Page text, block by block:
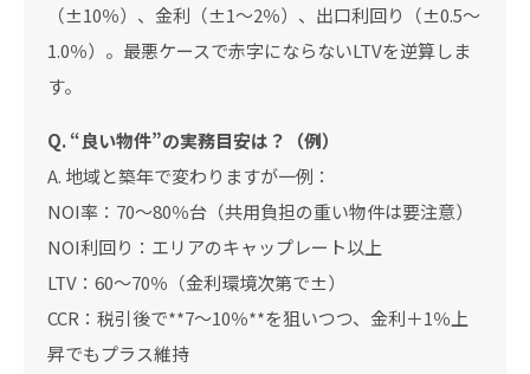
（±10％）、金利（±1〜2％）、出口利回り（±0.5〜
1.0％）。最悪ケースで赤字にならないLTVを逆算しま
す。
Q. “良い物件”の実務目安は？（例）
A. 地域と築年で変わりますが一例：
NOI率：70〜80％台（共用負担の重い物件は要注意）
NOI利回り：エリアのキャップレート以上
LTV：60〜70％（金利環境次第で±）
CCR：税引後で**7〜10％**を狙いつつ、金利＋1％上
昇でもプラス維持